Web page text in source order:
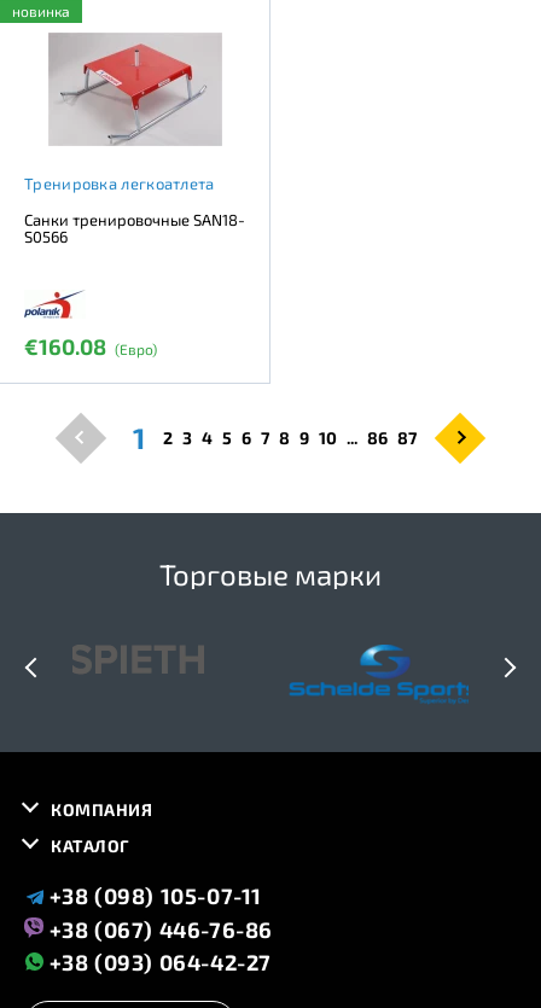
новинка
Тренировка легкоатлета
Санки тренировочные SAN18-
S0566
€160.08 (Евро)
1 2 3 4 5 6 7 8 9 10 ... 86 87
Торговые марки
КОМПАНИЯ
КАТАЛОГ
+38 (098) 105-07-11
+38 (067) 446-76-86
+38 (093) 064-42-27